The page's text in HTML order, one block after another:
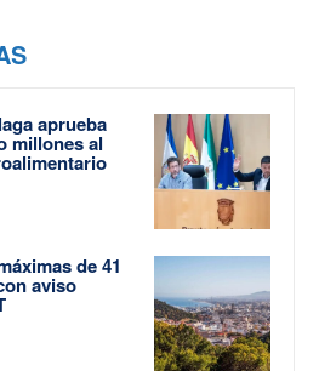
aprueba
millones al
de 41
aviso